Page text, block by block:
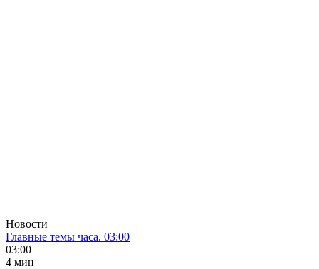
Новости
Главные темы часа. 03:00
03:00
4 мин